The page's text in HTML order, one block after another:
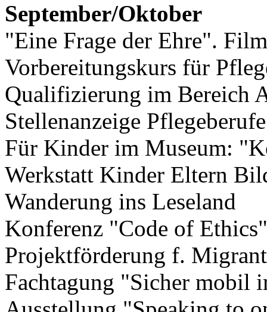
September/Oktober
"Eine Frage der Ehre".
Vorbereitungskurs für
Qualifizierung im Bereich
Stellenanzeige Pflegeberufe
Für Kinder im Museum:
Werkstatt Kinder Eltern
Wanderung ins Leseland
Konferenz "Code of Ethics"
Projektförderung f.
Fachtagung "Sicher mobil